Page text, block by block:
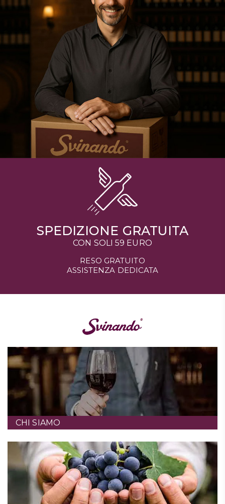
SPEDIZIONE GRATUITA
CON SOLI 59 EURO
RESO GRATUITO
ASSISTENZA DEDICATA
CHI SIAMO